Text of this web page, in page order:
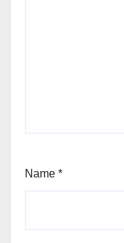
Name *